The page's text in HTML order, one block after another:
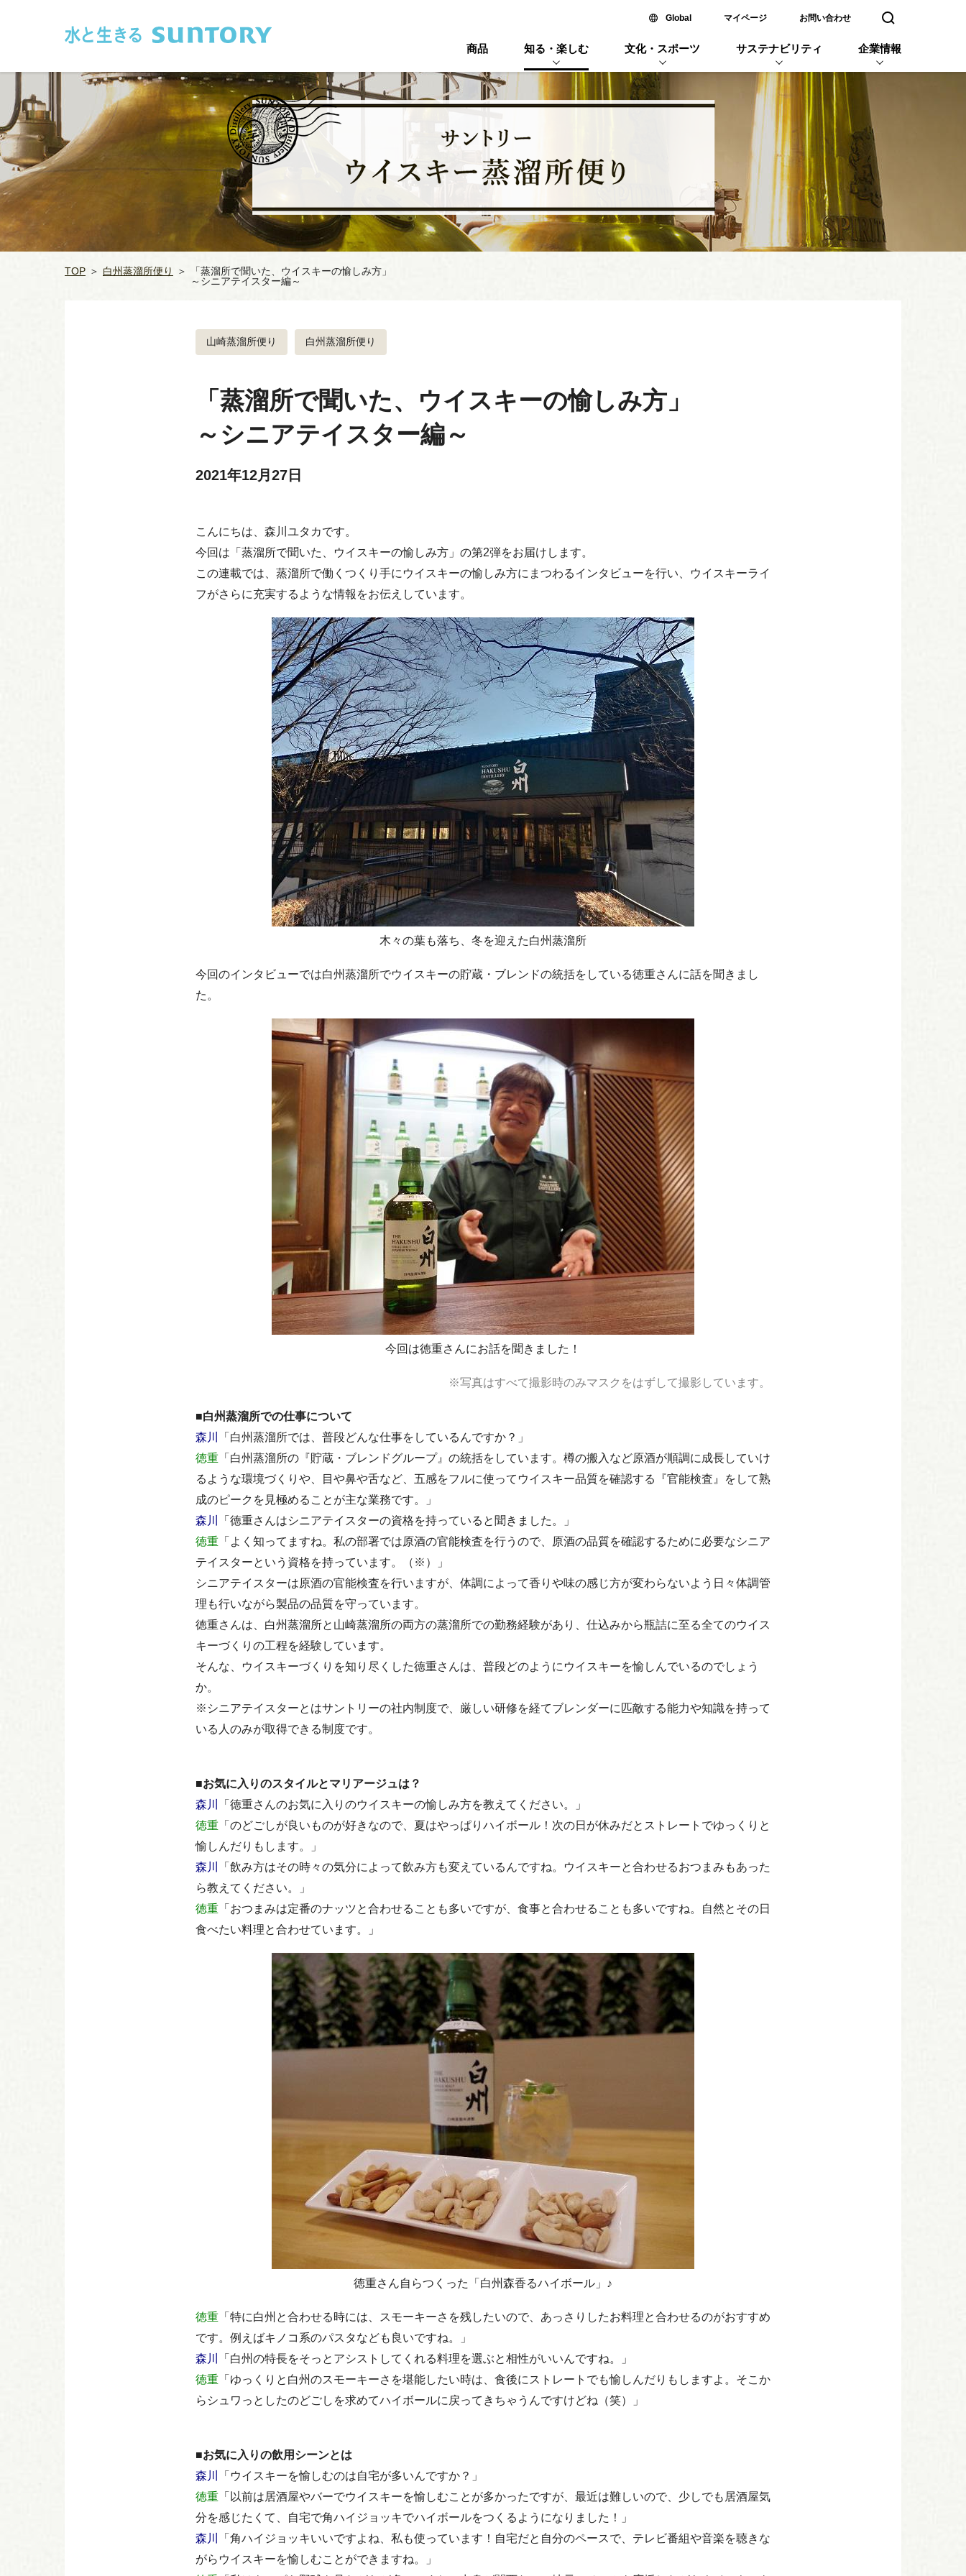
Global新しいウィンドウで開く
マイページ お問い合わせ 検索窓を開く
商品 知る・楽しむ 文化・スポーツ サステナビリティ 企業情報
TOP ＞ 白州蒸溜所便り ＞
「蒸溜所で聞いた、ウイスキーの愉しみ方」
～シニアテイスター編～
山崎蒸溜所便り 白州蒸溜所便り
「蒸溜所で聞いた、ウイスキーの愉しみ方」
～シニアテイスター編～
2021年12月27日
こんにちは、森川ユタカです。
今回は「蒸溜所で聞いた、ウイスキーの愉しみ方」の第2弾をお届けします。
この連載では、蒸溜所で働くつくり手にウイスキーの愉しみ方にまつわるインタビューを行い、ウイスキーライ
フがさらに充実するような情報をお伝えしています。
木々の葉も落ち、冬を迎えた白州蒸溜所
今回のインタビューでは白州蒸溜所でウイスキーの貯蔵・ブレンドの統括をしている徳重さんに話を聞きまし
た。
今回は徳重さんにお話を聞きました！
※写真はすべて撮影時のみマスクをはずして撮影しています。
■白州蒸溜所での仕事について
森川
「白州蒸溜所では、普段どんな仕事をしているんですか？」
徳重 「白州蒸溜所の『貯蔵・ブレンドグループ』の統括をしています。樽の搬入など原酒が順調に成長していけ
るような環境づくりや、目や鼻や舌など、五感をフルに使ってウイスキー品質を確認する『官能検査』をして熟
成のピークを見極めることが主な業務です。」
森川
「徳重さんはシニアテイスターの資格を持っていると聞きました。」
徳重 「よく知ってますね。私の部署では原酒の官能検査を行うので、原酒の品質を確認するために必要なシニア
テイスターという資格を持っています。（※）」
シニアテイスターは原酒の官能検査を行いますが、体調によって香りや味の感じ方が変わらないよう日々体調管
理も行いながら製品の品質を守っています。
徳重さんは、白州蒸溜所と山崎蒸溜所の両方の蒸溜所での勤務経験があり、仕込みから瓶詰に至る全てのウイス
キーづくりの工程を経験しています。
そんな、ウイスキーづくりを知り尽くした徳重さんは、普段どのようにウイスキーを愉しんでいるのでしょう
か。
※シニアテイスターとはサントリーの社内制度で、厳しい研修を経てブレンダーに匹敵する能力や知識を持って
いる人のみが取得できる制度です。
■お気に入りのスタイルとマリアージュは？
森川
「徳重さんのお気に入りのウイスキーの愉しみ方を教えてください。」
徳重 「のどごしが良いものが好きなので、夏はやっぱりハイボール！次の日が休みだとストレートでゆっくりと
愉しんだりもします。」
森川
「飲み方はその時々の気分によって飲み方も変えているんですね。ウイスキーと合わせるおつまみもあった
ら教えてください。」
徳重 「おつまみは定番のナッツと合わせることも多いですが、食事と合わせることも多いですね。自然とその日
食べたい料理と合わせています。」
徳重さん自らつくった「白州森香るハイボール」♪
徳重 「特に白州と合わせる時には、スモーキーさを残したいので、あっさりしたお料理と合わせるのがおすすめ
です。例えばキノコ系のパスタなども良いですね。」
森川
「白州の特長をそっとアシストしてくれる料理を選ぶと相性がいいんですね。」
徳重 「ゆっくりと白州のスモーキーさを堪能したい時は、食後にストレートでも愉しんだりもしますよ。そこか
らシュワっとしたのどごしを求めてハイボールに戻ってきちゃうんですけどね（笑）」
■お気に入りの飲用シーンとは
森川
「ウイスキーを愉しむのは自宅が多いんですか？」
徳重 「以前は居酒屋やバーでウイスキーを愉しむことが多かったですが、最近は難しいので、少しでも居酒屋気
分を感じたくて、自宅で角ハイジョッキでハイボールをつくるようになりました！」
森川
「角ハイジョッキいいですよね、私も使っています！自宅だと自分のペースで、テレビ番組や音楽を聴きな
がらウイスキーを愉しむことができますね。」